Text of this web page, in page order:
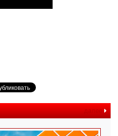
далее